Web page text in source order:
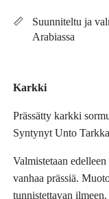
Suunniteltu ja
Arabiassa
Karkki
Prässätty karkki
Syntynyt Unto
Valmistetaan
vanhaa prässiä.
tunnistettavan ilmeen.